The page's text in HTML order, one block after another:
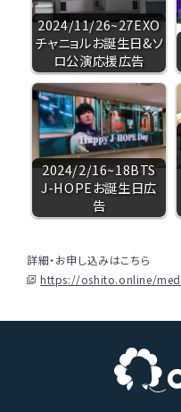
2024/11/26~27EXO
チャニョルお誕生日&ソ
ロ公演応援広告
2024/2/16~18BTS
J-HOPEお誕生日広
告
詳細・お申し込みはこちら
https://oshito.online/